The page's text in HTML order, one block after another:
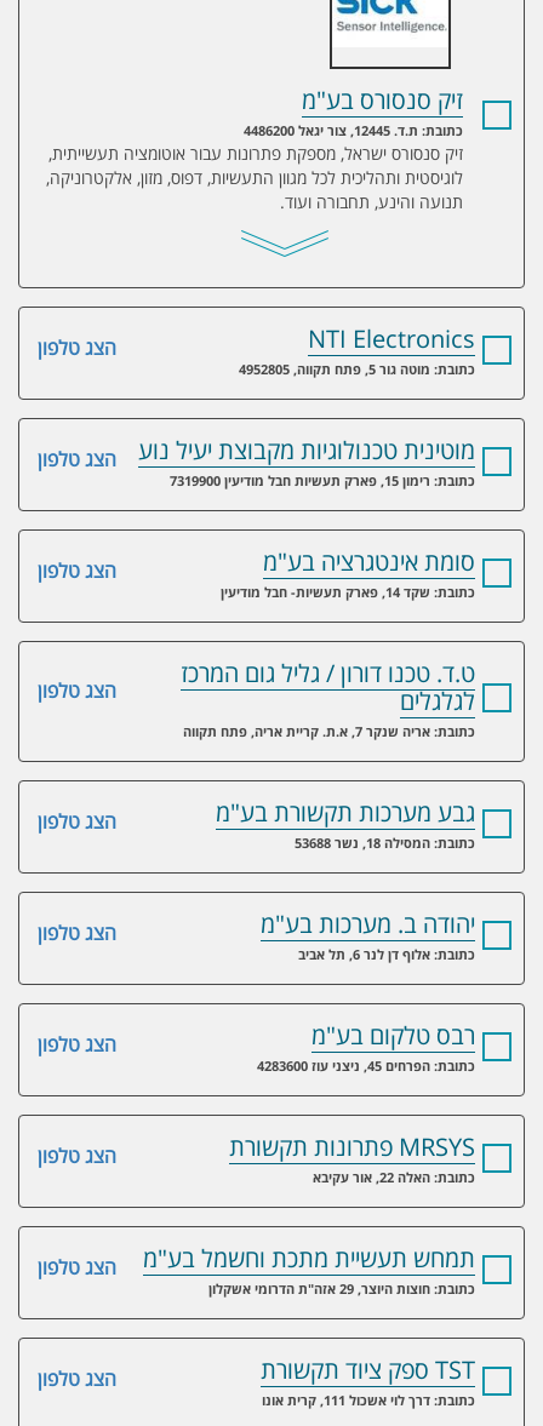
זיק סנסורס בע"מ
כתובת: ת.ד. 12445, צור יגאל 4486200
זיק סנסורס ישראל, מספקת פתרונות עבור אוטומציה תעשייתית,
לוגיסטית ותהליכית לכל מגוון התעשיות, דפוס, מזון, אלקטרוניקה,
תנועה והינע, תחבורה ועוד.
הצג טלפון NTI Electronics
כתובת: מוטה גור 5, פתח תקווה, 4952805
הצג טלפון מוטינית טכנולוגיות מקבוצת יעיל נוע
כתובת: רימון 15, פארק תעשיות חבל מודיעין 7319900
הצג טלפון סומת אינטגרציה בע"מ
כתובת: שקד 14, פארק תעשיות- חבל מודיעין
הצג טלפון
ט.ד. טכנו דורון / גליל גום המרכז
לגלגלים
כתובת: אריה שנקר 7, א.ת. קריית אריה, פתח תקווה
הצג טלפון גבע מערכות תקשורת בע"מ
כתובת: המסילה 18, נשר 53688
הצג טלפון יהודה ב. מערכות בע"מ
כתובת: אלוף דן לנר 6, תל אביב
הצג טלפון רבס טלקום בע"מ
כתובת: הפרחים 45, ניצני עוז 4283600
הצג טלפון MRSYS פתרונות תקשורת
כתובת: האלה 22, אור עקיבא
הצג טלפון תמחש תעשיית מתכת וחשמל בע"מ
כתובת: חוצות היוצר, 29 אזה"ת הדרומי אשקלון
הצג טלפון TST ספק ציוד תקשורת
כתובת: דרך לוי אשכול 111, קרית אונו